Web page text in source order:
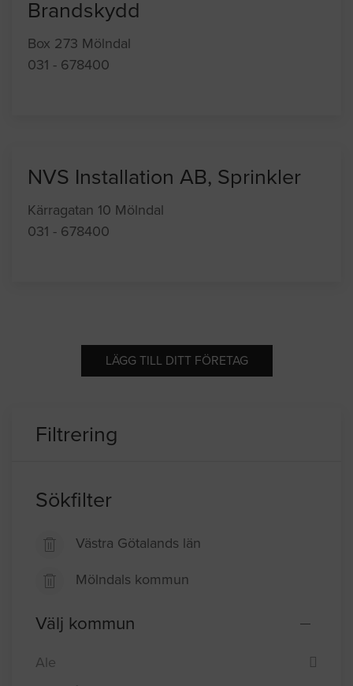
Brandskydd
Box 273 Mölndal
031 - 678400
NVS Installation AB, Sprinkler
Kärragatan 10 Mölndal
031 - 678400
LÄGG TILL DITT FÖRETAG
Filtrering
Sökfilter
Västra Götalands län
Mölndals kommun
Välj kommun
Ale